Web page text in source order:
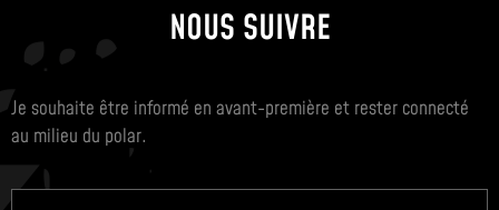
NOUS SUIVRE
Je souhaite être informé en avant-première et rester connecté
au milieu du polar.